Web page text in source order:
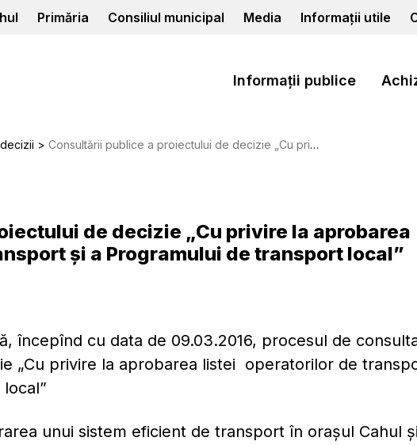
Primăria Consiliul municipal Media Informații utile
Informații publice
Consultării publice a proiectului de decizie „Cu privire la aprobarea listei operatorilor de transport şi a Programului de transport local”
de decizie „Cu privire la aprobarea
şi a Programului de transport local”
începînd cu data de 09.03.2016, procesul de
„Cu privire la aprobarea listei operatorilor de
unui sistem eficient de transport în orașul Cahul și